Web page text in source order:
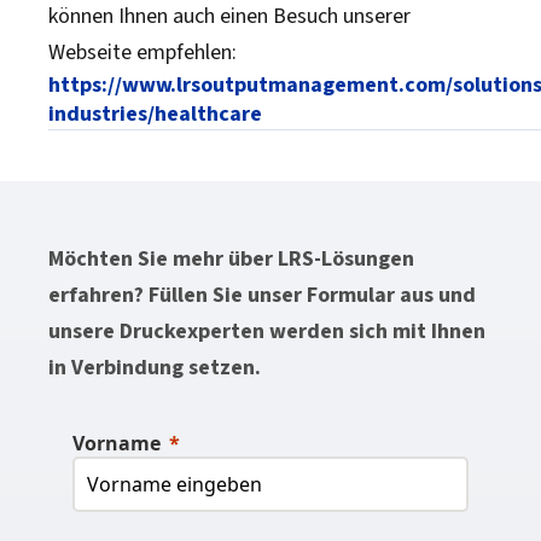
können Ihnen auch einen Besuch unserer
Webseite empfehlen:
https://www.lrsoutputmanagement.com/
industries/healthcare
Möchten Sie mehr über LRS-Lösungen
erfahren? Füllen Sie unser Formular aus und
unsere Druckexperten werden sich mit Ihnen
in Verbindung setzen.
Vorname